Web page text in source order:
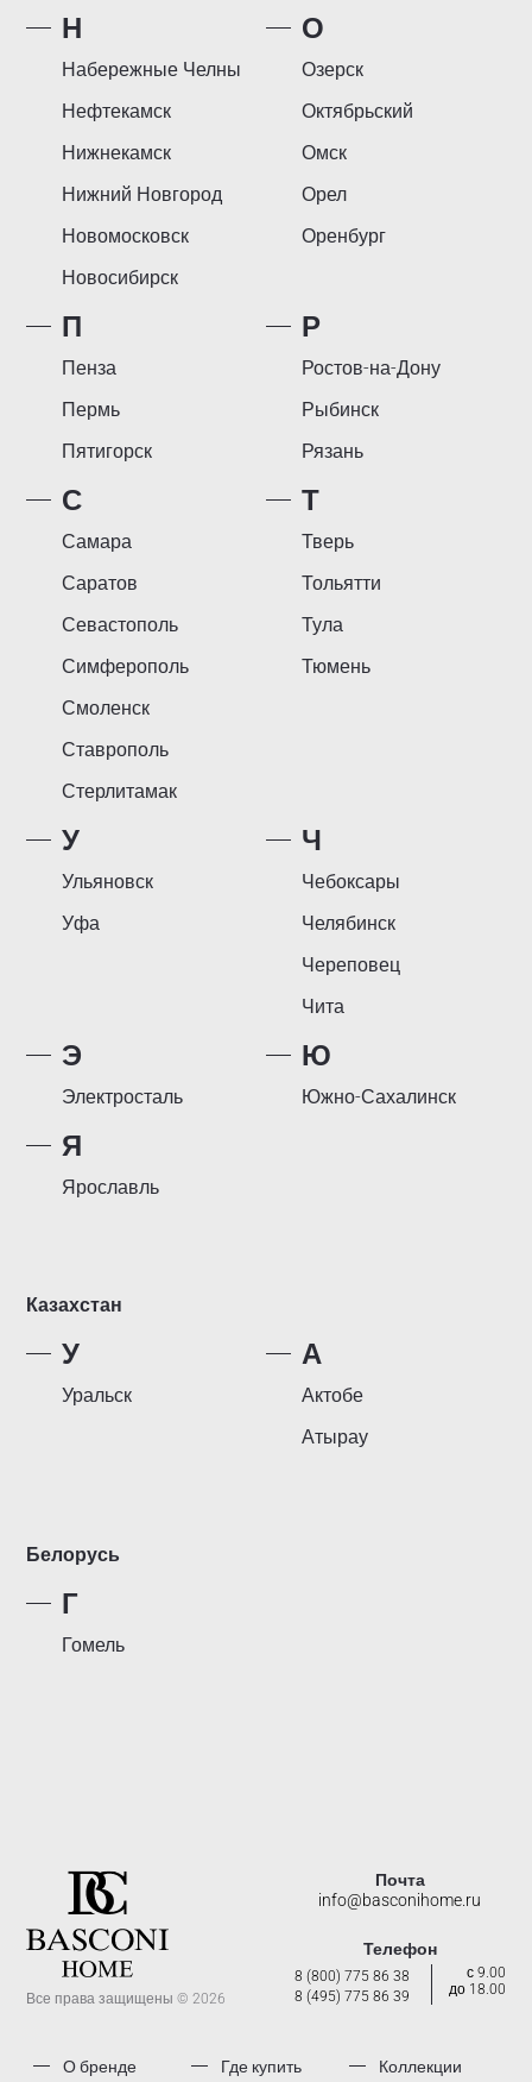
Н
Набережные Челны
Нефтекамск
Нижнекамск
Нижний Новгород
Новомосковск
Новосибирск
О
Озерск
Октябрьский
Омск
Орел
Оренбург
П
Пенза
Пермь
Пятигорск
Р
Ростов-на-Дону
Рыбинск
Рязань
С
Самара
Саратов
Севастополь
Симферополь
Смоленск
Ставрополь
Стерлитамак
Т
Тверь
Тольятти
Тула
Тюмень
У
Ульяновск
Уфа
Ч
Чебоксары
Челябинск
Череповец
Чита
Э
Электросталь
Ю
Южно-Сахалинск
Я
Ярославль
Казахстан
У
Уральск
А
Актобе
Атырау
Белорусь
Г
Гомель
О бренде Где купить Коллекции
Почта
info@basconihome.ru
Телефон
8 (800) 775 86 38
8 (495) 775 86 39
с 9.00
до 18.00
Все права защищены © 2026